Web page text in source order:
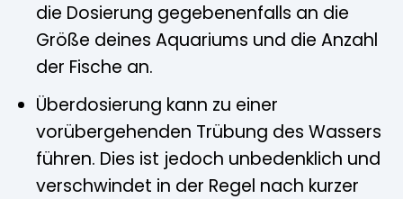
die Dosierung gegebenenfalls an die
Größe deines Aquariums und die Anzahl
der Fische an.
Überdosierung kann zu einer
vorübergehenden Trübung des Wassers
führen. Dies ist jedoch unbedenklich und
verschwindet in der Regel nach kurzer